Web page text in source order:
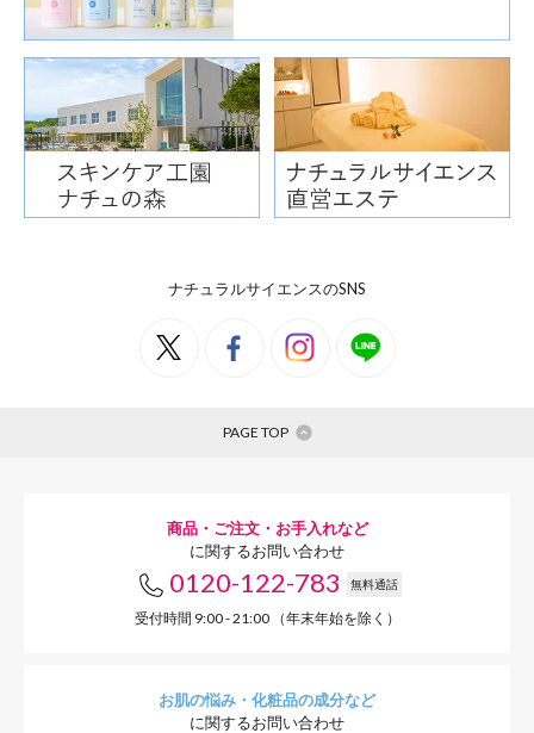
ナチュラルサイエンスのSNS
PAGE TOP
商品・ご注文・お手入れなど
に関するお問い合わせ
0120-122-783 無料通話
受付時間 9:00 - 21:00 （年末年始を除く）
お肌の悩み・化粧品の成分など
に関するお問い合わせ